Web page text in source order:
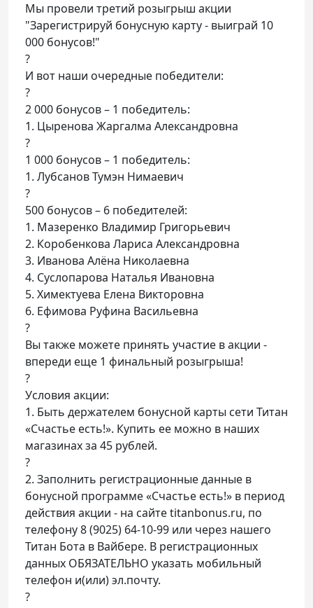
Мы провели третий розыгрыш акции
"Зарегистрируй бонусную карту - выиграй 10
000 бонусов!"
?
И вот наши очередные победители:
?
2 000 бонусов – 1 победитель:
1. Цыренова Жаргалма Александровна
?
1 000 бонусов – 1 победитель:
1. Лубсанов Тумэн Нимаевич
?
500 бонусов – 6 победителей:
1. Мазеренко Владимир Григорьевич
2. Коробенкова Лариса Александровна
3. Иванова Алёна Николаевна
4. Суслопарова Наталья Ивановна
5. Химектуева Елена Викторовна
6. Ефимова Руфина Васильевна
?
Вы также можете принять участие в акции -
впереди еще 1 финальный розыгрыша!
?
Условия акции:
1. Быть держателем бонусной карты сети Титан
«Счастье есть!». Купить ее можно в наших
магазинах за 45 рублей.
?
2. Заполнить регистрационные данные в
бонусной программе «Счастье есть!» в период
действия акции - на сайте titanbonus.ru, по
телефону 8 (9025) 64-10-99 или через нашего
Титан Бота в Вайбере. В регистрационных
данных ОБЯЗАТЕЛЬНО указать мобильный
телефон и(или) эл.почту.
?